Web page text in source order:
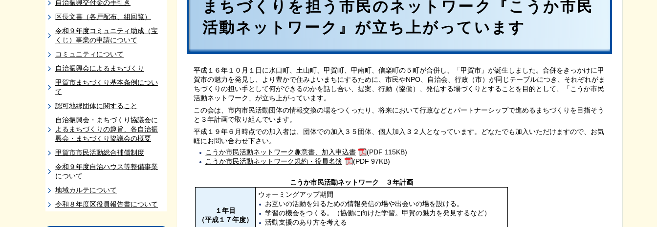
自治振興交付金の手引き
区長文書（各戸配布、組回覧）
令和９年度コミュニティ助成（宝
くじ）事業の申請について
コミュニティについて
自治振興会によるまちづくり
甲賀市まちづくり基本条例につい
て
認可地縁団体に関すること
自治振興会・まちづくり協議会に
よるまちづくりの趣旨、各自治振
興会・まちづくり協議会の概要
甲賀市市民活動総合補償制度
令和９年度自治ハウス等整備事業
について
地域カルテについて
令和８年度区役員報告書について
まちづくりを担う市民のネットワーク『こうか市民
活動ネットワーク』が立ち上がっています
平成１６年１０月１日に水口町、土山町、甲賀町、甲南町、信楽町の５町が合併し、「甲賀市」が誕生しました。合併をきっかけに甲
賀市の魅力を発見し、より豊かで住みよいまちにするために、市民やNPO、自治会、行政（市）が同じテーブルにつき、それぞれがま
ちづくりの担い手として何ができるのかを話し合い、提案、行動（協働）、発信する場づくりとすることを目的として、「こうか市民
活動ネットワーク」が立ち上がっています。
この会は、市内市民活動団体の情報交換の場をつくったり、将来において行政などとパートナーシップで進めるまちづくりを目指そう
と３年計画で取り組んでいます。
平成１９年６月時点での加入者は、団体での加入３５団体、個人加入３２人となっています。どなたでも加入いただけますので、お気
軽にお問い合わせ下さい。
こうか市民活動ネットワーク趣意書、加入申込書
(PDF 115KB)
こうか市民活動ネットワーク規約・役員名簿
(PDF 97KB)
こうか市民活動ネットワーク ３年計画
１年目
（平成１７年度）
ウォーミングアップ期間
お互いの活動を知るための情報発信の場や出会いの場を設ける。
学習の機会をつくる。（協働に向けた学習。甲賀の魅力を発見するなど）
活動支援のあり方を考える